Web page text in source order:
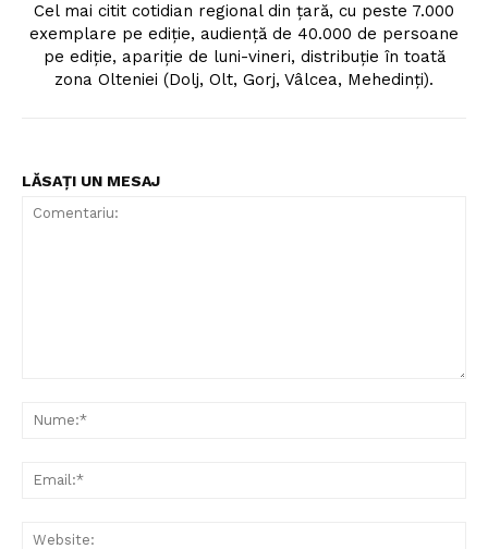
Cel mai citit cotidian regional din țară, cu peste 7.000
exemplare pe ediție, audiență de 40.000 de persoane
pe ediție, apariție de luni-vineri, distribuție în toată
zona Olteniei (Dolj, Olt, Gorj, Vâlcea, Mehedinți).
LĂSAȚI UN MESAJ